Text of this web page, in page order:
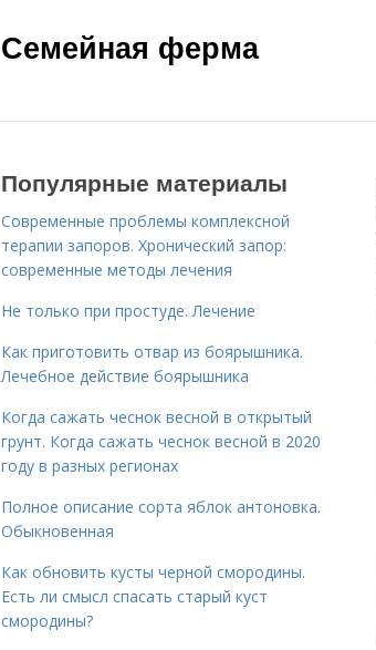
Семейная ферма
Популярные материалы
Современные проблемы комплексной
терапии запоров. Хронический запор:
современные методы лечения
Не только при простуде. Лечение
Как приготовить отвар из боярышника.
Лечебное действие боярышника
Когда сажать чеснок весной в открытый
грунт. Когда сажать чеснок весной в 2020
году в разных регионах
Полное описание сорта яблок антоновка.
Обыкновенная
Как обновить кусты черной смородины.
Есть ли смысл спасать старый куст
смородины?